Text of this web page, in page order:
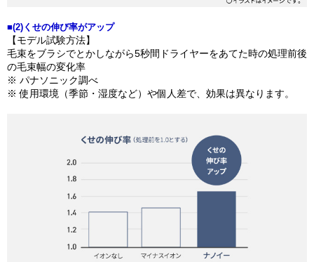
■(2)くせの伸び率がアップ
【モデル試験方法】
毛束をブラシでとかしながら5秒間ドライヤーをあてた時の処理前後
の毛束幅の変化率
※ パナソニック調べ
※ 使用環境（季節・湿度など）や個人差で、効果は異なります。